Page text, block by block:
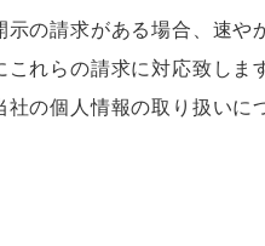
の請求がある場合、速
れらの請求に対応致し
の個人情報の取り扱いに